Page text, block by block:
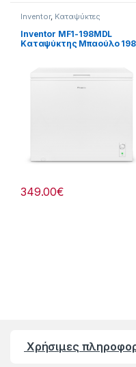
Inventor, Καταψύκτες
Inventor MF1-198MDL
Καταψύκτης Μπαούλο
349.00€
Χρήσιμες